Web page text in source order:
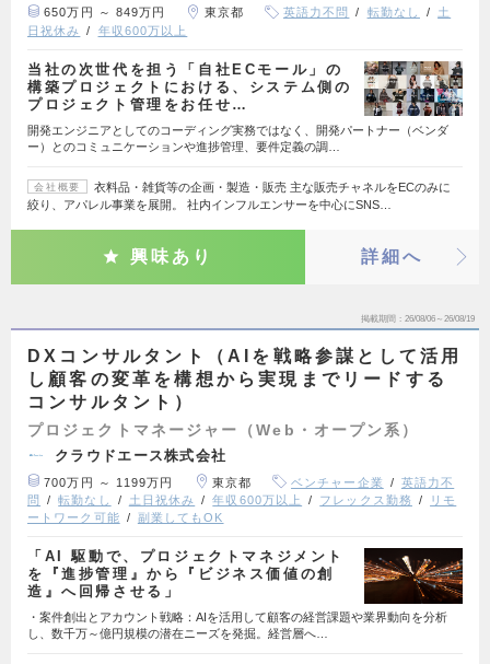
650万円 ～ 849万円 東京都 英語力不問 転勤なし
土
日祝休み
年収600万以上
当社の次世代を担う「自社ECモール」の
構築プロジェクトにおける、システム側の
プロジェクト管理をお任せ…
開発エンジニアとしてのコーディング実務ではなく、開発パートナー（ベンダ
ー）とのコミュニケーションや進捗管理、要件定義の調…
会社概要
衣料品・雑貨等の企画・製造・販売 主な販売チャネルをECのみに
絞り、アパレル事業を展開。 社内インフルエンサーを中心にSNS…
興味あり 詳細へ
掲載期間 26/08/06～26/08/19
DXコンサルタント（AIを戦略参謀として活用
し顧客の変革を構想から実現までリードする
コンサルタント）
プロジェクトマネージャー（Web・オープン系）
クラウドエース株式会社
700万円 ～ 1199万円 東京都 ベンチャー企業
英語力不
問
転勤なし 土日祝休み 年収600万以上 フレックス勤務
リモ
ートワーク可能
副業してもOK
「AI 駆動で、プロジェクトマネジメント
を『進捗管理』から『ビジネス価値の創
造』へ回帰させる」
・案件創出とアカウント戦略：AIを活用して顧客の経営課題や業界動向を分析
し、数千万～億円規模の潜在ニーズを発掘。経営層へ…